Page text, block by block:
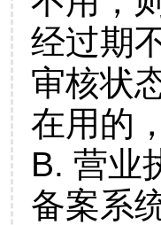
经过期
审核状
在用的
B. 营业
备案系